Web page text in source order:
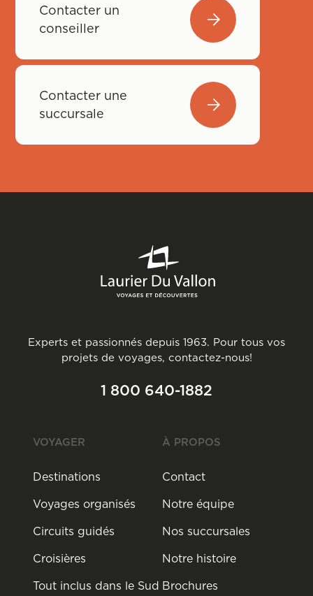
Contacter un
conseiller
Contacter une
succursale
Experts et passionnés depuis 1963. Pour tous vos
projets de voyages, contactez-nous!
1 800 640-1882
VOYAGER
Destinations
Voyages organisés
Circuits guidés
Croisières
Tout inclus dans le Sud
À PROPOS
Contact
Notre équipe
Nos succursales
Notre histoire
Brochures